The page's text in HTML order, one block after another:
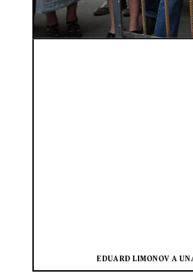
EDUARD LIMONOV A